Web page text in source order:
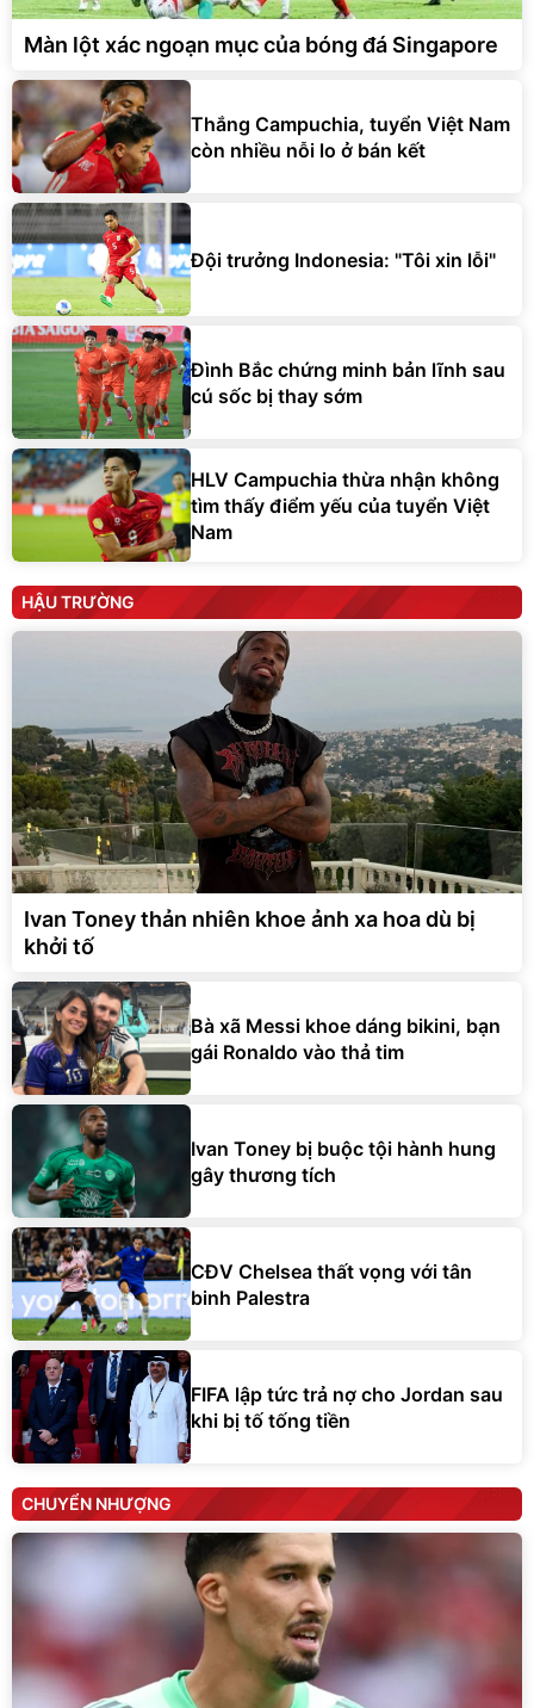
Màn lột xác ngoạn mục của bóng đá Singapore
Thắng Campuchia, tuyển Việt Nam
còn nhiều nỗi lo ở bán kết
Đội trưởng Indonesia: "Tôi xin lỗi"
Đình Bắc chứng minh bản lĩnh sau
cú sốc bị thay sớm
HLV Campuchia thừa nhận không
tìm thấy điểm yếu của tuyển Việt
Nam
HẬU TRƯỜNG
Ivan Toney thản nhiên khoe ảnh xa hoa dù bị
khởi tố
Bà xã Messi khoe dáng bikini, bạn
gái Ronaldo vào thả tim
Ivan Toney bị buộc tội hành hung
gây thương tích
CĐV Chelsea thất vọng với tân
binh Palestra
FIFA lập tức trả nợ cho Jordan sau
khi bị tố tống tiền
CHUYỂN NHƯỢNG